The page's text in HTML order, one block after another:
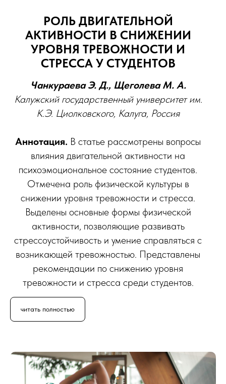
РОЛЬ ДВИГАТЕЛЬНОЙ
АКТИВНОСТИ В СНИЖЕНИИ
УРОВНЯ ТРЕВОЖНОСТИ И
СТРЕССА У СТУДЕНТОВ
Чанкураева Э. Д., Щеголева М. А.
Калужский государственный университет им.
К.Э. Циолковского, Калуга, Россия
Аннотация. В статье рассмотрены вопросы
влияния двигательной активности на
психоэмоциональное состояние студентов.
Отмечена роль физической культуры в
снижении уровня тревожности и стресса.
Выделены основные формы физической
активности, позволяющие развивать
стрессоустойчивость и умение справляться с
возникающей тревожностью. Представлены
рекомендации по снижению уровня
тревожности и стресса среди студентов.
читать полностью